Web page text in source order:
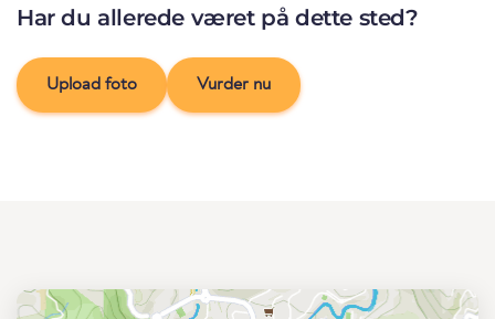
Har du allerede været på dette sted?
Upload foto Vurder nu